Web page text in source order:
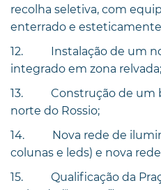
recolha seletiva, com
enterrado e
12. Instalação de um
integrado em zona relvada;
13. Construção de um
norte do Rossio;
14. Nova rede de
colunas e leds) e nova
15. Qualificação da